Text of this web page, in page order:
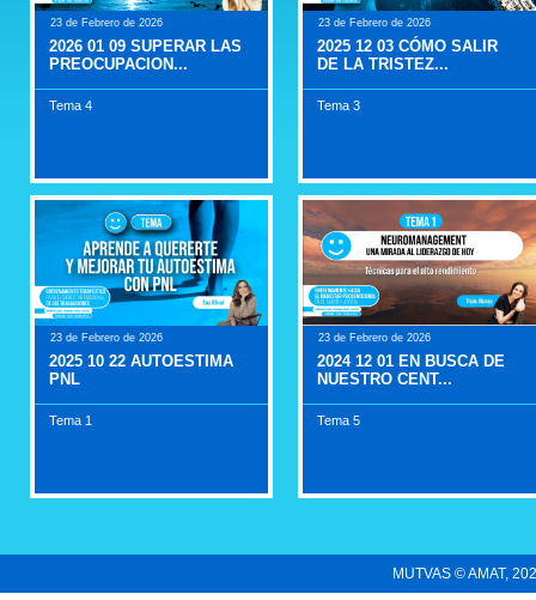
23 de Febrero de 2026
2026 01 09 SUPERAR LAS
PREOCUPACION...
Tema 4
23 de Febrero de 2026
2025 12 03 CÓMO SALIR
DE LA TRISTEZ...
Tema 3
23 de Febrero de 2026
2025 10 22 AUTOESTIMA
PNL
Tema 1
23 de Febrero de 2026
2024 12 01 EN BUSCA DE
NUESTRO CENT...
Tema 5
MUTVAS © AMAT,